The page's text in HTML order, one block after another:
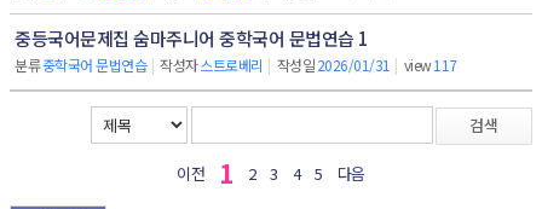
중등국어문제집 숨마주니어 중학국어 문법연습 1
분류중학국어 문법연습 | 작성자스트로베리 | 작성일2026/01/31 | view117
검색
이전 1 2 3 4 5 다음